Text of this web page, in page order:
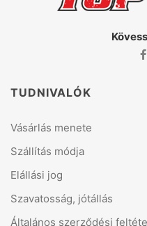
TUDNIVALÓK
Vásárlás menete
Szállítás módja
Elállási jog
Szavatosság, jótállás
Általános szerződési